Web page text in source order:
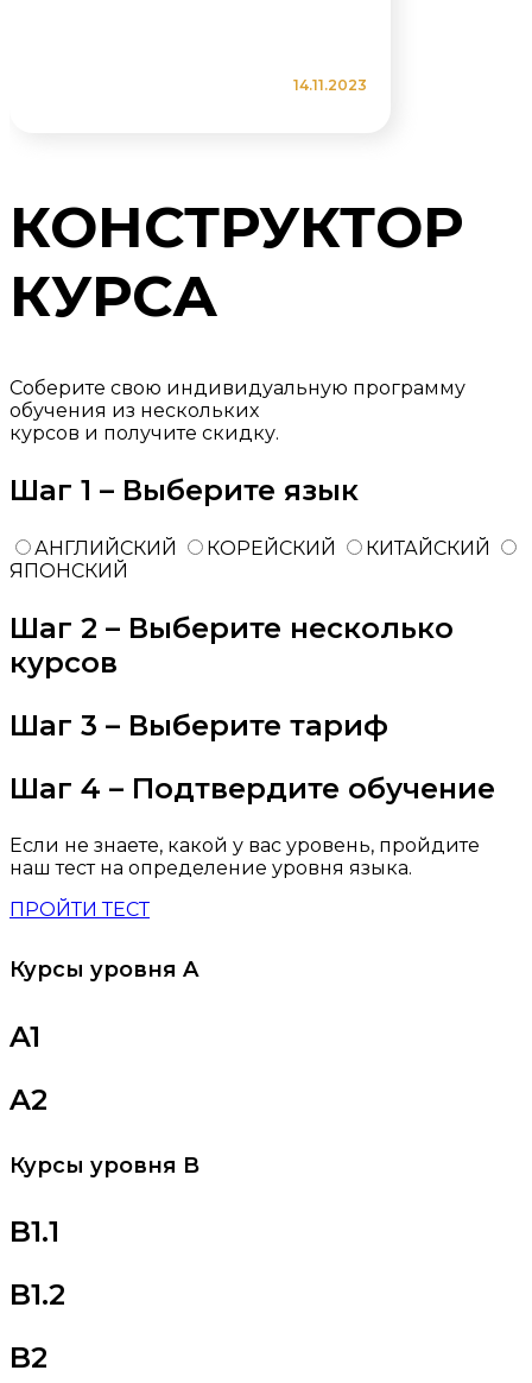
14.11.2023
КОНСТРУКТОР
КУРСА
Соберите свою индивидуальную программу
обучения из нескольких
курсов и получите скидку.
Шаг 1 – Выберите язык
АНГЛИЙСКИЙ КОРЕЙСКИЙ
КИТАЙСКИЙ
ЯПОНСКИЙ
Шаг 2 – Выберите несколько
курсов
Шаг 3 – Выберите тариф
Шаг 4 – Подтвердите обучение
Если не знаете, какой у вас уровень, пройдите
наш тест на определение уровня языка.
ПРОЙТИ ТЕСТ
Курсы уровня A
A1
A2
Курсы уровня B
B1.1
B1.2
B2